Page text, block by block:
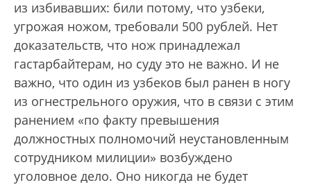
из избивавших: били потому, что узбеки,
угрожая ножом, требовали 500 рублей. Нет
доказательств, что нож принадлежал
гастарбайтерам, но суду это не важно. И не
важно, что один из узбеков был ранен в ногу
из огнестрельного оружия, что в связи с этим
ранением «по факту превышения
должностных полномочий неустановленным
сотрудником милиции» возбуждено
уголовное дело. Оно никогда не будет